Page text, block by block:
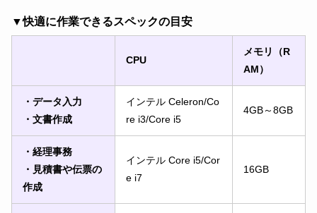
▼快適に作業できるスペックの目安
CPU
メモリ（R
AM）
・データ入力
・文書作成
インテル Celeron/Co
re i3/Core i5
4GB～8GB
・経理事務
・見積書や伝票の
作成
インテル Core i5/Cor
e i7
16GB